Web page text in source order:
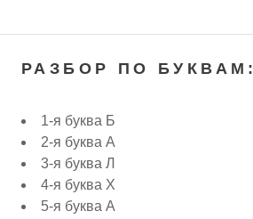
РАЗБОР ПО БУКВАМ:
1-я буква Б
2-я буква А
3-я буква Л
4-я буква Х
5-я буква А